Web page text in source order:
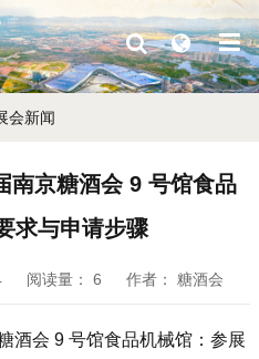
会新闻
南京糖酒会 9 号馆食品
求与申请步骤
阅读量： 6 作者： 糖酒会
酒会 9 号馆食品机械馆：参展